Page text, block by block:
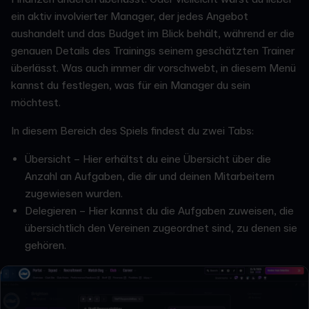
ein aktiv involvierter Manager, der jedes Angebot
aushandelt und das Budget im Blick behält, während er die
genauen Details des Trainings seinem geschätzten Trainer
überlässt. Was auch immer dir vorschwebt, in diesem Menü
kannst du festlegen, was für ein Manager du sein
möchtest.
In diesem Bereich des Spiels findest du zwei Tabs:
Übersicht – Hier erhältst du eine Übersicht über die
Anzahl an Aufgaben, die dir und deinen Mitarbeitern
zugewiesen wurden.
Delegieren – Hier kannst du die Aufgaben zuweisen, die
übersichtlich den Vereinen zugeordnet sind, zu denen sie
gehören.